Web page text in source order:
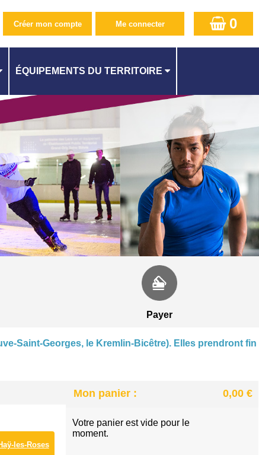
0
ÉQUIPEMENTS DU TERRITOIRE
PISCINE CAMILLE MUFFAT AU KREMLIN-BICÊTRE
CENTRE AQUATIQUE À ATHIS-MONS
PISCINE SUZANNE BERLIOUX À JUVISY
PISCINE À CACHAN
PISCINE À L'HAŸ-LES-ROSES
PISCINE MÉLINÉE MANOUCHIAN À FRESNES
PISCINE DES LACS À VIRY-CHATILLON
STADE NAUTIQUE YOURI GAGARINE À VILLEJUIF
CENTRE NAUTIQUE À VILLENEUVE-SAINT-
PATINOIRE DES LACS À VIRY-CHATILLON
Payer
Saint-Georges, le Kremlin-Bicêtre). Elles prendront fin
les-Roses
Mon panier : 0,00 €
Votre panier est vide pour le
moment.